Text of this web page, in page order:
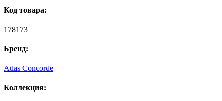
Код товара:
178173
Бренд:
Atlas Concorde
Коллекция: